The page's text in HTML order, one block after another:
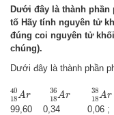
Dưới đây là thành
tố Hãy tính nguyên tử
đúng coi nguyên tử
chúng).
Dưới đây là thành phần
40
18 Ar
36
18 Ar
38
18 Ar
18 40 1836 38A r
99,60 0,34